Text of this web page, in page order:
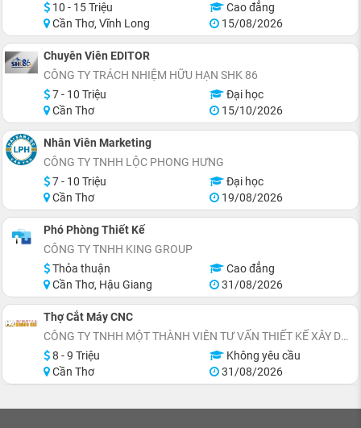
10 - 15 Triệu
Cao đẳng
Cần Thơ, Vĩnh Long
15/08/2026
Chuyên Viên EDITOR
CÔNG TY TRÁCH NHIỆM HỮU HẠN SHK 86
7 - 10 Triệu
Đại học
Cần Thơ
15/10/2026
Nhân Viên Marketing
CÔNG TY TNHH LỘC PHONG HƯNG
7 - 10 Triệu
Đại học
Cần Thơ
19/08/2026
Phó Phòng Thiết Kế
CÔNG TY TNHH KING GROUP
Thỏa thuận
Cao đẳng
Cần Thơ, Hậu Giang
31/08/2026
Thợ Cắt Máy CNC
CÔNG TY TNHH MỘT THÀNH VIÊN TƯ VẤN THIẾT KẾ XÂY DỰNG HOÀNG QUI
8 - 9 Triệu
Không yêu cầu
Cần Thơ
31/08/2026